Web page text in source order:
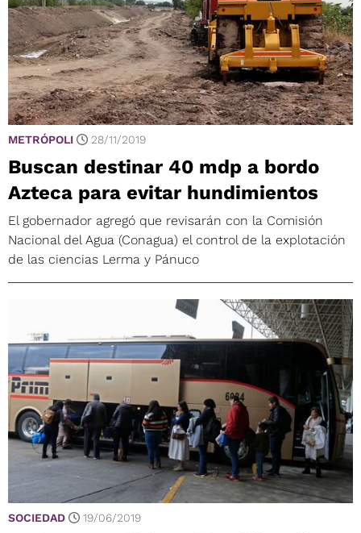
METRÓPOLI 28/11/2019
Buscan destinar 40 mdp a bordo
Azteca para evitar hundimientos
El gobernador agregó que revisarán con la Comisión
Nacional del Agua (Conagua) el control de la explotación
de las ciencias Lerma y Pánuco
SOCIEDAD 19/06/2019